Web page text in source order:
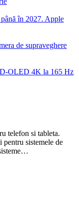
în 2027. Apple
de supraveghere
OLED 4K la 165 Hz
telefon si tableta.
pentru sistemele de